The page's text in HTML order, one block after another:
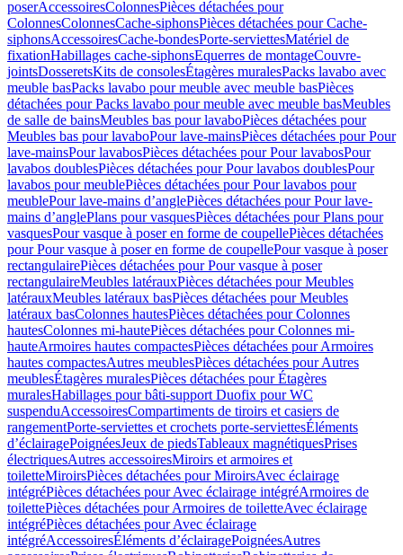
poserAccessoiresColonnesPièces détachées pour
ColonnesColonnesCache-siphonsPièces détachées pour Cache-
siphonsAccessoiresCache-bondesPorte-serviettesMatériel de
fixationHabillages cache-siphonsEquerres de montageCouvre-
jointsDosseretsKits de consolesÉtagères muralesPacks lavabo avec
meuble basPacks lavabo pour meuble avec meuble basPièces
détachées pour Packs lavabo pour meuble avec meuble basMeubles
de salle de bainsMeubles bas pour lavaboPièces détachées pour
Meubles bas pour lavaboPour lave-mainsPièces détachées pour Pour
lave-mainsPour lavabosPièces détachées pour Pour lavabosPour
lavabos doublesPièces détachées pour Pour lavabos doublesPour
lavabos pour meublePièces détachées pour Pour lavabos pour
meublePour lave-mains d’anglePièces détachées pour Pour lave-
mains d’anglePlans pour vasquesPièces détachées pour Plans pour
vasquesPour vasque à poser en forme de coupellePièces détachées
pour Pour vasque à poser en forme de coupellePour vasque à poser
rectangulairePièces détachées pour Pour vasque à poser
rectangulaireMeubles latérauxPièces détachées pour Meubles
latérauxMeubles latéraux basPièces détachées pour Meubles
latéraux basColonnes hautesPièces détachées pour Colonnes
hautesColonnes mi-hautePièces détachées pour Colonnes mi-
hauteArmoires hautes compactesPièces détachées pour Armoires
hautes compactesAutres meublesPièces détachées pour Autres
meublesÉtagères muralesPièces détachées pour Étagères
muralesHabillages pour bâti-support Duofix pour WC
suspenduAccessoiresCompartiments de tiroirs et casiers de
rangementPorte-serviettes et crochets porte-serviettesÉléments
d’éclairagePoignéesJeux de piedsTableaux magnétiquesPrises
électriquesAutres accessoiresMiroirs et armoires et
toiletteMiroirsPièces détachées pour MiroirsAvec éclairage
intégréPièces détachées pour Avec éclairage intégréArmoires de
toilettePièces détachées pour Armoires de toiletteAvec éclairage
intégréPièces détachées pour Avec éclairage
intégréAccessoiresÉléments d’éclairagePoignéesAutres